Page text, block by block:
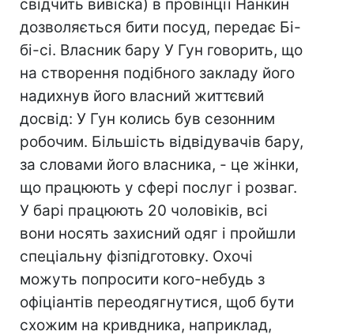
свідчить вивіска) в провінції Нанкин
дозволяється бити посуд, передає Бі-
бі-сі. Власник бару У Гун говорить, що
на створення подібного закладу його
надихнув його власний життєвий
досвід: У Гун колись був сезонним
робочим. Більшість відвідувачів бару,
за словами його власника, - це жінки,
що працюють у сфері послуг і розваг.
У барі працюють 20 чоловіків, всі
вони носять захисний одяг і пройшли
спеціальну фізпідготовку. Охочі
можуть попросити кого-небудь з
офіціантів переодягнутися, щоб бути
схожим на кривдника, наприклад,